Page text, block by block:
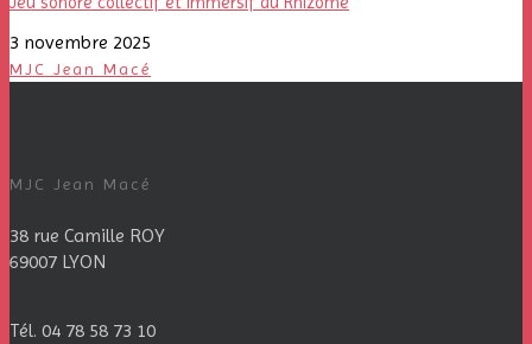
3 novembre 2025
MJC Jean Macé
MJC Jean Macé
38 rue Camille ROY
69007 LYON
Tél. 04 78 58 73 10